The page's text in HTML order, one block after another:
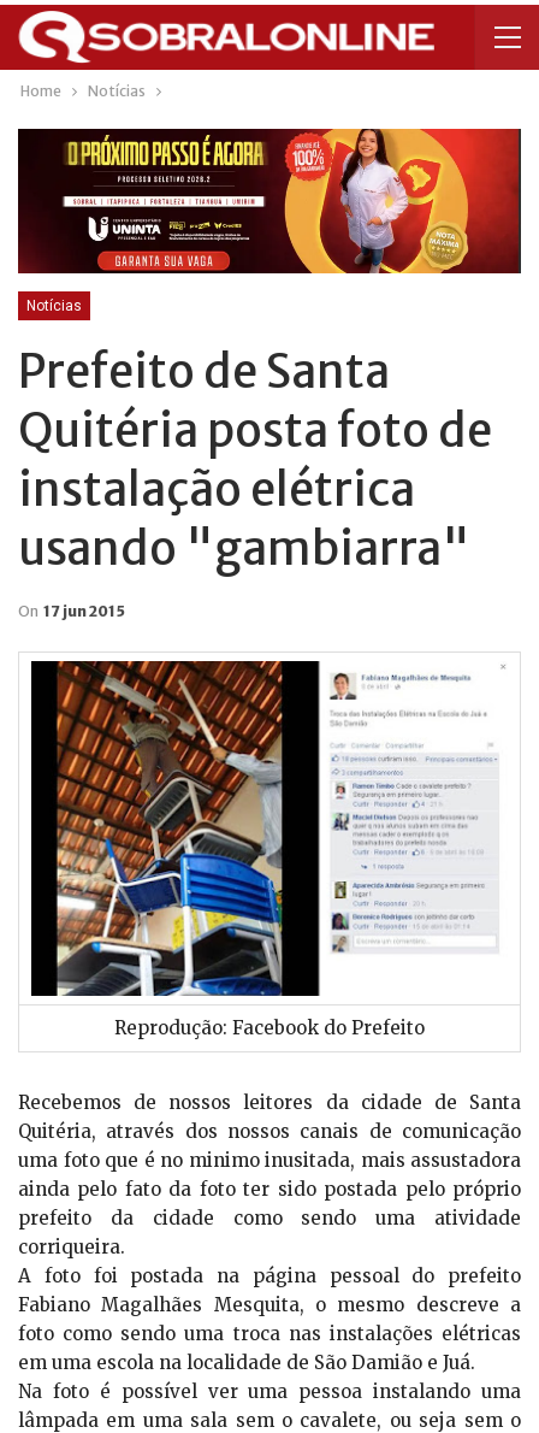
Home Notícias
Notícias
Prefeito de Santa
Quitéria posta foto de
instalação elétrica
usando "gambiarra"
On 17 jun 2015
Reprodução: Facebook do Prefeito
Recebemos de nossos leitores da cidade de Santa
Quitéria, através dos nossos canais de comunicação
uma foto que é no minimo inusitada, mais assustadora
ainda pelo fato da foto ter sido postada pelo próprio
prefeito da cidade como sendo uma atividade
corriqueira.
A foto foi postada na página pessoal do prefeito
Fabiano Magalhães Mesquita, o mesmo descreve a
foto como sendo uma troca nas instalações elétricas
em uma escola na localidade de São Damião e Juá.
Na foto é possível ver uma pessoa instalando uma
lâmpada em uma sala sem o cavalete, ou seja sem o